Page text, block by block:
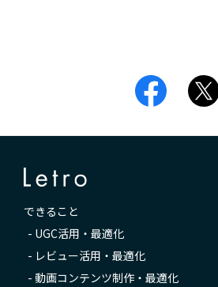
できること
- UGC活用・最適化
- レビュー活用・最適化
- 動画コンテンツ制作・最適化